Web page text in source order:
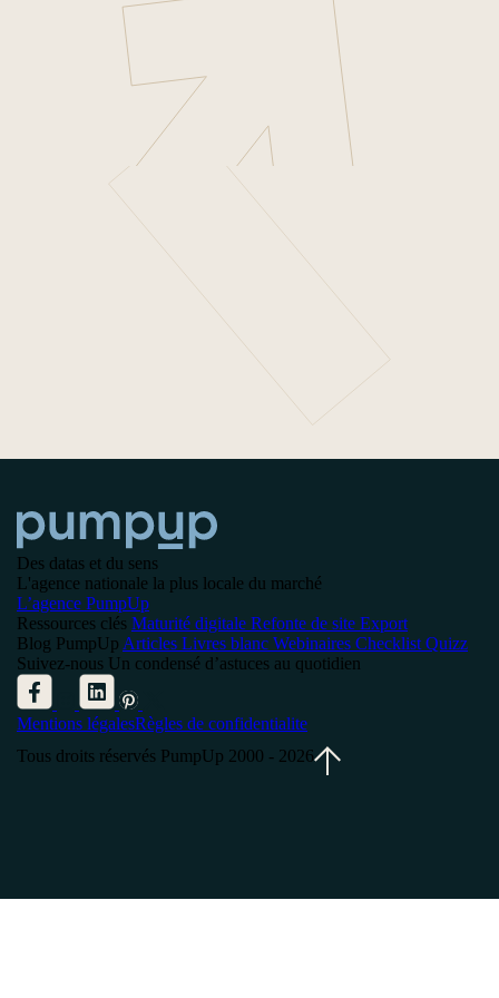
Des datas et du sens
L'agence nationale la plus locale du marché
L’agence PumpUp
Ressources clés Maturité digitale Refonte de site Export
Blog PumpUp Articles Livres blanc Webinaires Checklist Quizz
Suivez-nous Un condensé d’astuces au quotidien
Mentions légalesRègles de confidentialite
Tous droits réservés PumpUp 2000 - 2026